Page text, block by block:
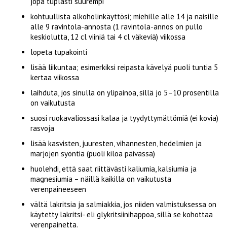
kohtuullista alkoholinkäyttösi; miehille alle 14 ja naisille
alle 9 ravintola-annosta (1 ravintola-annos on pullo
keskiolutta, 12 cl viiniä tai 4 cl väkeviä) viikossa
lopeta tupakointi
lisää liikuntaa; esimerkiksi reipasta kävelyä puoli tuntia 5
kertaa viikossa
laihduta, jos sinulla on ylipainoa, sillä jo 5–10 prosentilla
on vaikutusta
suosi ruokavaliossasi kalaa ja tyydyttymättömiä (ei kovia)
rasvoja
lisää kasvisten, juuresten, vihannesten, hedelmien ja
marjojen syöntiä (puoli kiloa päivässä)
huolehdi, että saat riittävästi kaliumia, kalsiumia ja
magnesiumia – näillä kaikilla on vaikutusta
verenpaineeseen
vältä lakritsia ja salmiakkia, jos niiden valmistuksessa on
käytetty lakritsi- eli glykritsiinihappoa, sillä se kohottaa
verenpainetta.